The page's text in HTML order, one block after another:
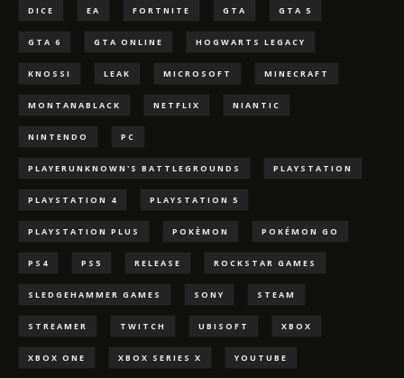
DICE EA FORTNITE GTA GTA 5
GTA 6 GTA ONLINE HOGWARTS LEGACY
KNOSSI LEAK MICROSOFT MINECRAFT
MONTANABLACK NETFLIX NIANTIC
NINTENDO PC
PLAYERUNKNOWN'S BATTLEGROUNDS PLAYSTATION
PLAYSTATION 4 PLAYSTATION 5
PLAYSTATION PLUS POKÈMON POKÉMON GO
PS4 PS5 RELEASE ROCKSTAR GAMES
SLEDGEHAMMER GAMES SONY STEAM
STREAMER TWITCH UBISOFT XBOX
XBOX ONE XBOX SERIES X YOUTUBE